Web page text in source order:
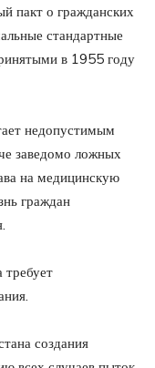
пакт о гражданских
стандартные
в 1955 году
недопустимым
заведомо ложных
на медицинскую
граждан
создания